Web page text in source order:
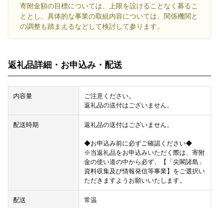
寄附金額の目標については、上限を設けることなく募るこ
ととし、具体的な事業の取組内容については、関係機関と
の調整も踏まえるなどして検討して参ります。
返礼品詳細・お申込み・配送
内容量
ご注意ください。
返礼品の送付はございません。
配送時期 返礼品の送付はございません。
◆お申込み前に必ずご確認ください◆
※当返礼品をお申込みいただく際は、寄附
金の使い道の中から必ず、【「尖閣諸島」
資料収集及び情報発信等事業】をご選択い
ただきますようお願いいたします。
配送 常温